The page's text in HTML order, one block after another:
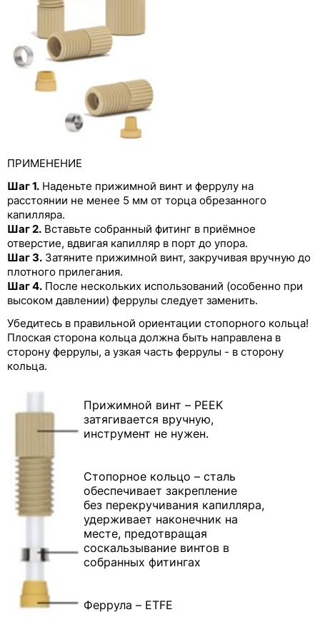
ПРИМЕНЕНИЕ
Шаг 1. Наденьте прижимной винт и феррулу на
расстоянии не менее 5 мм от торца обрезанного
капилляра.
Шаг 2. Вставьте собранный фитинг в приёмное
отверстие, вдвигая капилляр в порт до упора.
Шаг 3. Затяните прижимной винт, закручивая вручную до
плотного прилегания.
Шаг 4. После нескольких использований (особенно при
высоком давлении) феррулы следует заменить.
Убедитесь в правильной ориентации стопорного кольца!
Плоская сторона кольца должна быть направлена в
сторону феррулы, а узкая часть феррулы - в сторону
кольца.
Прижимной винт – PEEK
затягивается вручную,
инструмент не нужен.
Стопорное кольцо – сталь
обеспечивает закрепление
без перекручивания капилляра,
удерживает наконечник на
месте, предотвращая
соскальзывание винтов в
собранных фитингах
Феррула – ETFE
Винты с феррулой из PEEK
Цельнолитой фитинг из PEEK с
предустановленным моментом затяжки
Цельнолитые фитинги из PEEK с
разноцветными колпачками
Переходники Runze из PEEK с внутренней
резьбой
Фитинги Runze из PP, PTFE, PPS и других
полимерных материалов
Трубки для перистальтических насосов